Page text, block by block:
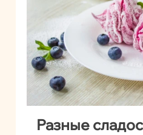
Разные